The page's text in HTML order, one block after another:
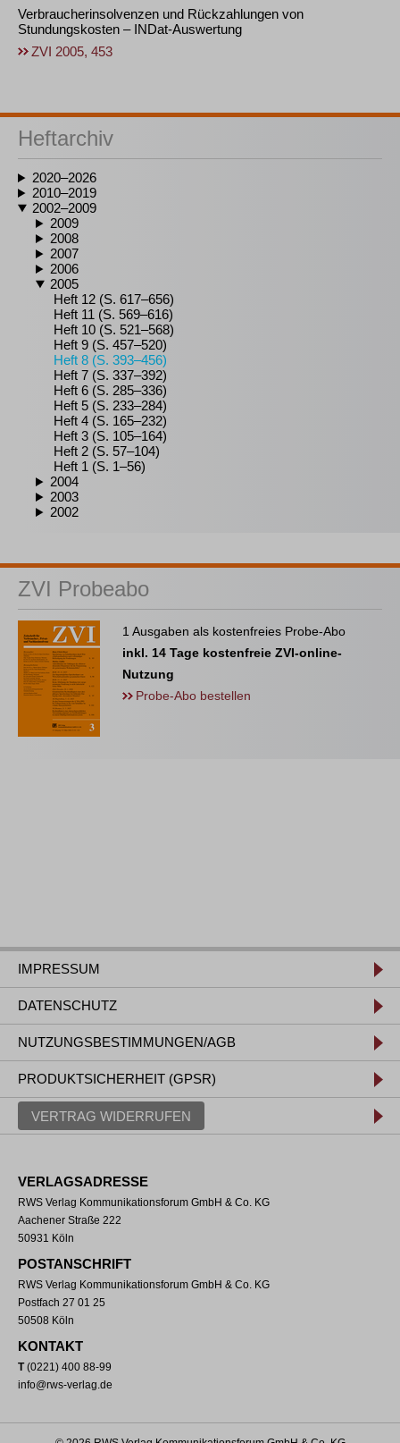
Verbraucherinsolvenzen und Rückzahlungen von
Stundungskosten – INDat-Auswertung
ZVI 2005, 453
Heftarchiv
2020–2026
2010–2019
2002–2009
2009
2008
2007
2006
2005
Heft 12 (S. 617–656)
Heft 11 (S. 569–616)
Heft 10 (S. 521–568)
Heft 9 (S. 457–520)
Heft 8 (S. 393–456)
Heft 7 (S. 337–392)
Heft 6 (S. 285–336)
Heft 5 (S. 233–284)
Heft 4 (S. 165–232)
Heft 3 (S. 105–164)
Heft 2 (S. 57–104)
Heft 1 (S. 1–56)
2004
2003
2002
ZVI Probeabo
1 Ausgaben als kostenfreies Probe-Abo
inkl. 14 Tage kostenfreie ZVI-online-
Nutzung
Probe-Abo bestellen
IMPRESSUM
DATENSCHUTZ
NUTZUNGSBESTIMMUNGEN/AGB
PRODUKTSICHERHEIT (GPSR)
VERTRAG WIDERRUFEN
VERLAGSADRESSE
RWS Verlag Kommunikationsforum GmbH & Co. KG
Aachener Straße 222
50931 Köln
POSTANSCHRIFT
RWS Verlag Kommunikationsforum GmbH & Co. KG
Postfach 27 01 25
50508 Köln
KONTAKT
T(0221) 400 88-99
info@rws-verlag.de